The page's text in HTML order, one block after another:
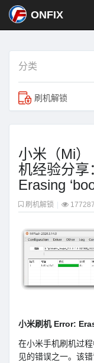
ONFIX
分类
刷机解锁
小米（Mi）
机经验分享
Erasing
刷机解锁 177287
小米刷机 Error:
在小米手机刷机过程
见的错误之一。该